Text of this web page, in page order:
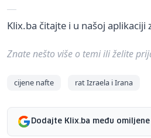
Klix.ba čitajte i u našoj aplikaciji
Znate nešto više o temi ili želite
cijene nafte rat Izraela i Irana
Dodajte Klix.ba među